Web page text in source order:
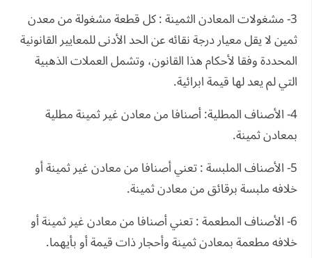
3- مشغولات المعادن الثمينة : كل قطعة مشغولة من معدن
ثمين لا يقل معيار درجة نقائه عن الحد الأدنى للمعايير القانونية
المحددة وفقا لأحكام هذا القانون، وتشمل العملات الذهبية
التي لم يعد لها قيمة ابرائية.
4- الأصناف المطلية: أصنافا من معادن غير ثمينة مطلية
بمعادن ثمينة.
5- الأصناف الملبسة : تعني أصنافا من معادن غير ثمينة أو
خلافه ملبسة برقائق من معادن ثمينة.
6- الأصناف المطعمة : تعني أصنافا من معادن غير ثمينة أو
خلافه مطعمة بمعادن ثمينة وأحجار ذات قيمة أو بأيهما.